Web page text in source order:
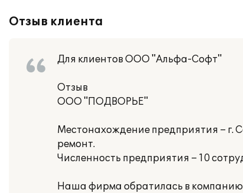
Отзыв клиента
Для клиентов ООО "Альфа-Софт"
Отзыв
ООО "ПОДВОРЬЕ"
Местонахождение предприятия – г.
ремонт.
Численность предприятия – 10
Наша фирма обратилась в